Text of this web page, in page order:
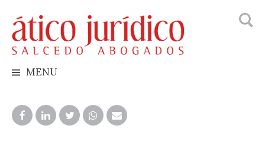
to
content
MENU